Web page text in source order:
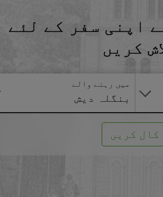
اپنی سفر کے لئے
کریں
میں رہنے والے
بنگلہ دیش
کال کریں